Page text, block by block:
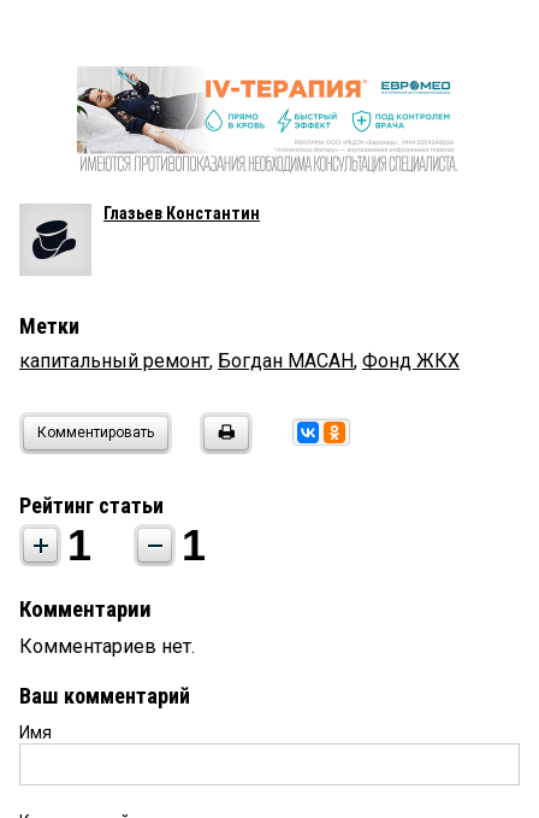
Глазьев Константин
Метки
капитальный ремонт, Богдан МАСАН, Фонд ЖКХ
Комментировать
Рейтинг статьи
1 1
Комментарии
Комментариев нет.
Ваш комментарий
Имя